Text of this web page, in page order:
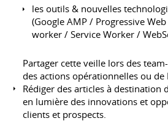
les outils & nouvelles
(Google AMP / Progressive
worker / Service Worker /
Partager cette veille lors des
des actions opérationnelles ou de
Rédiger des articles à destination
en lumière des innovations et
clients et prospects.